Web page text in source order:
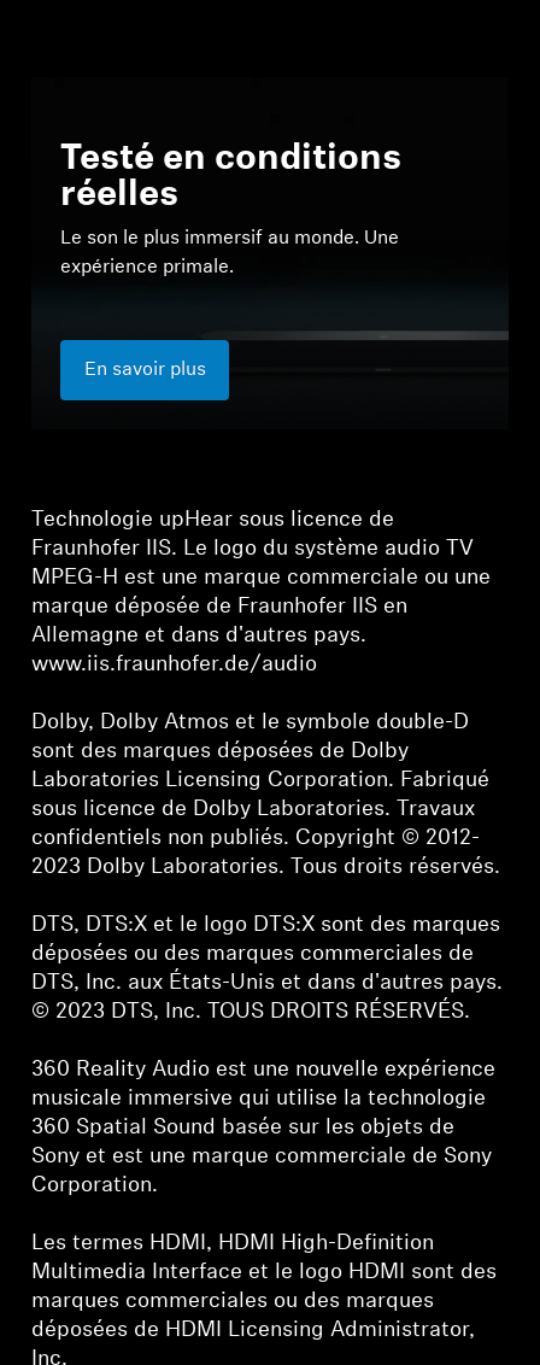
Testé en conditions
réelles
Le son le plus immersif au monde. Une
expérience primale.
En savoir plus
Technologie upHear sous licence de
Fraunhofer IIS. Le logo du système audio TV
MPEG-H est une marque commerciale ou une
marque déposée de Fraunhofer IIS en
Allemagne et dans d'autres pays.
www.iis.fraunhofer.de/audio
Dolby, Dolby Atmos et le symbole double-D
sont des marques déposées de Dolby
Laboratories Licensing Corporation. Fabriqué
sous licence de Dolby Laboratories. Travaux
confidentiels non publiés. Copyright © 2012-
2023 Dolby Laboratories. Tous droits réservés.
DTS, DTS:X et le logo DTS:X sont des marques
déposées ou des marques commerciales de
DTS, Inc. aux États-Unis et dans d'autres pays.
© 2023 DTS, Inc. TOUS DROITS RÉSERVÉS.
360 Reality Audio est une nouvelle expérience
musicale immersive qui utilise la technologie
360 Spatial Sound basée sur les objets de
Sony et est une marque commerciale de Sony
Corporation.
Les termes HDMI, HDMI High-Definition
Multimedia Interface et le logo HDMI sont des
marques commerciales ou des marques
déposées de HDMI Licensing Administrator,
Inc.